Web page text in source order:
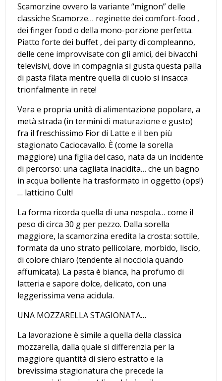
Scamorzine ovvero la variante “mignon” delle
classiche Scamorze… reginette dei comfort-food ,
dei finger food o della mono-porzione perfetta.
Piatto forte dei buffet , dei party di compleanno,
delle cene improvvisate con gli amici, dei bivacchi
televisivi, dove in compagnia si gusta questa palla
di pasta filata mentre quella di cuoio si insacca
trionfalmente in rete!
Vera e propria unità di alimentazione popolare, a
metà strada (in termini di maturazione e gusto)
fra il freschissimo Fior di Latte e il ben più
stagionato Caciocavallo. È (come la sorella
maggiore) una figlia del caso, nata da un incidente
di percorso: una cagliata inacidita… che un bagno
in acqua bollente ha trasformato in oggetto (ops!)
… latticino Cult!
La forma ricorda quella di una nespola… come il
peso di circa 30 g per pezzo. Dalla sorella
maggiore, la scamorzina eredita la crosta: sottile,
formata da uno strato pellicolare, morbido, liscio,
di colore chiaro (tendente al nocciola quando
affumicata). La pasta è bianca, ha profumo di
latteria e sapore dolce, delicato, con una
leggerissima vena acidula.
UNA MOZZARELLA STAGIONATA…
La lavorazione è simile a quella della classica
mozzarella, dalla quale si differenzia per la
maggiore quantità di siero estratto e la
brevissima stagionatura che precede la